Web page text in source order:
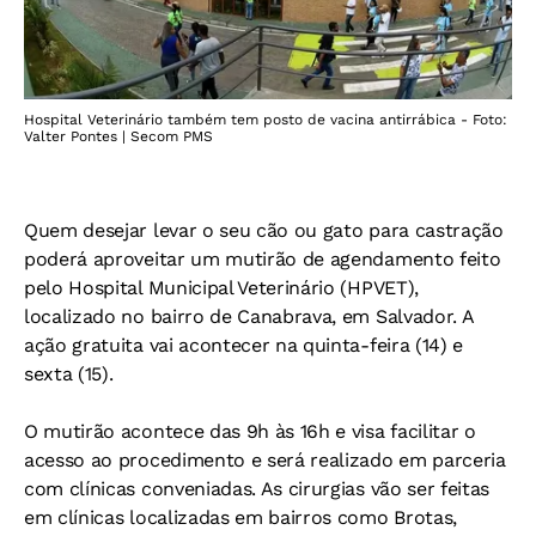
Hospital Veterinário também tem posto de vacina antirrábica - Foto:
Valter Pontes | Secom PMS
Quem desejar levar o seu cão ou gato para castração
poderá aproveitar um mutirão de agendamento feito
pelo Hospital Municipal Veterinário (HPVET),
localizado no bairro de Canabrava, em Salvador. A
ação gratuita vai acontecer na quinta-feira (14) e
sexta (15).
O mutirão acontece das 9h às 16h e visa facilitar o
acesso ao procedimento e será realizado em parceria
com clínicas conveniadas. As cirurgias vão ser feitas
em clínicas localizadas em bairros como Brotas,